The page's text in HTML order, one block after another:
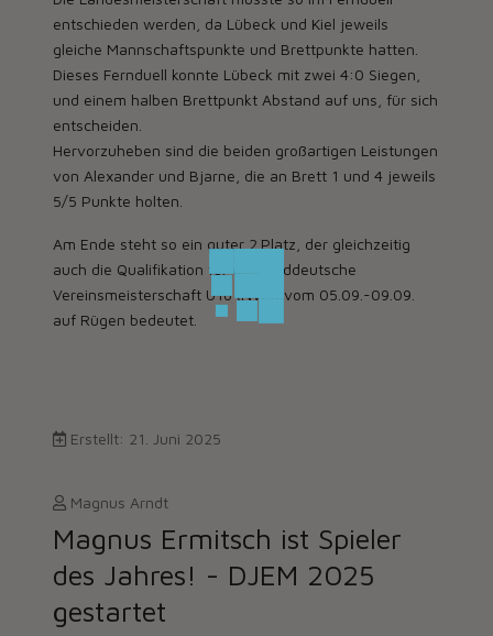
entschieden werden, da Lübeck und Kiel jeweils
gleiche Mannschaftspunkte und Brettpunkte hatten.
Dieses Fernduell konnte Lübeck mit zwei 4:0 Siegen,
und einem halben Brettpunkt Abstand auf uns, für sich
entscheiden.
Hervorzuheben sind die beiden großartigen Leistungen
von Alexander und Bjarne, die an Brett 1 und 4 jeweils
5/5 Punkte holten.
Am Ende steht so ein guter 2.Platz, der gleichzeitig
auch die Qualifikation für die Norddeutsche
Vereinsmeisterschaft U16 (NVM) vom 05.09.-09.09.
auf Rügen bedeutet.
Erstellt: 21. Juni 2025
Magnus Arndt
Magnus Ermitsch ist Spieler
des Jahres! - DJEM 2025
gestartet